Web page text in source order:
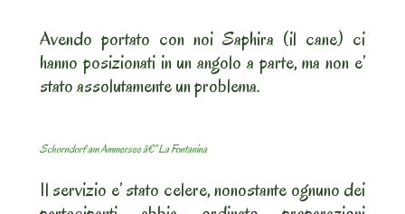
Avendo portato con noi Saphira (il cane) ci
hanno posizionati in un angolo a parte, ma non e’
stato assolutamente un problema.
Schorndorf am Ammersee â€“ La Fontanina
Il servizio e’ stato celere, nonostante ognuno dei